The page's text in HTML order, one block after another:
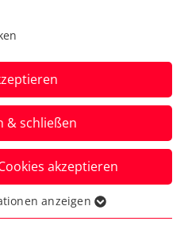
Davis
das
Türkei
Herren 2025 in
zu den Davis Cup
15.09.2024
& schließen
akzeptieren
für grundlegende
anzeigen